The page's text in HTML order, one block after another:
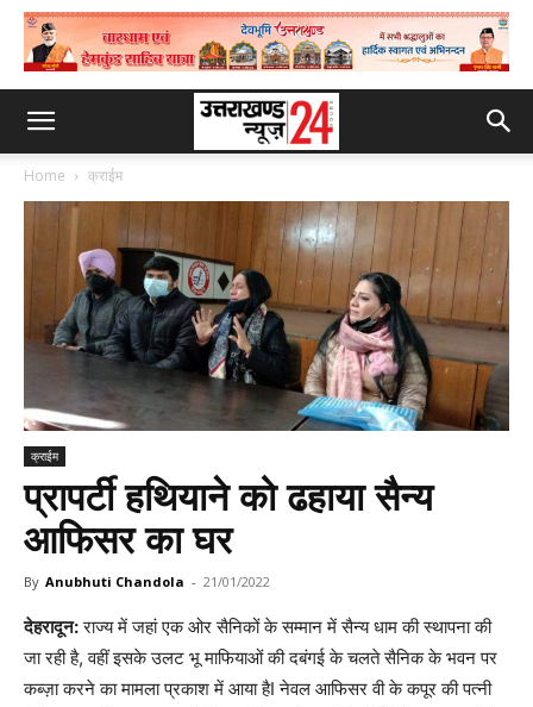
Home क्राईम
क्राईम
प्रापर्टी हथियाने को ढहाया सैन्य
आफिसर का घर
By Anubhuti Chandola - 21/01/2022
देहरादून:राज्य में जहां एक ओर सैनिकों के सम्मान में सैन्य धाम की स्थापना की
जा रही है, वहीं इसके उलट भू माफियाओं की दबंगई के चलते सैनिक के भवन पर
कब्ज़ा करने का मामला प्रकाश में आया हैI नेवल आफिसर वी के कपूर की पत्नी